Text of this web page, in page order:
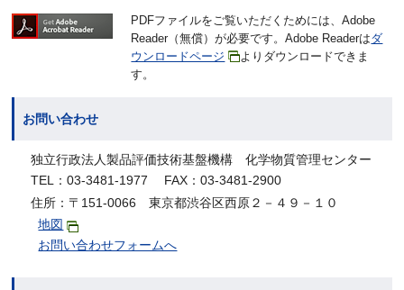
PDFファイルをご覧いただくためには、Adobe
Reader（無償）が必要です。Adobe Readerはダ
ウンロードページ
よりダウンロードできま
す。
お問い合わせ
独立行政法人製品評価技術基盤機構 化学物質管理センター
TEL：03-3481-1977 FAX：03-3481-2900
住所：〒151-0066 東京都渋谷区西原２－４９－１０
地図
お問い合わせフォームへ